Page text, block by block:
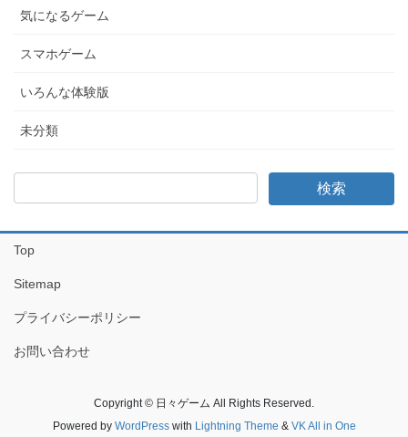
気になるゲーム
スマホゲーム
いろんな体験版
未分類
Top
Sitemap
プライバシーポリシー
お問い合わせ
Copyright © 日々ゲーム All Rights Reserved.
Powered by WordPresswith Lightning Theme & VK All in One